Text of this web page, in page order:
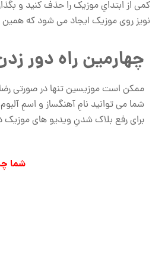
نویز روی موزیک ایجاد می شود که
چهارمین راه دور
ممکن است موزیسین تنها در صورتی
شما می توانید نامِ آهنگساز و اسمِ
برای رفع بلاک شدنِ ویدیو های موزیک
شما